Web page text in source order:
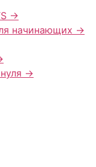
->
начинающих ->
->